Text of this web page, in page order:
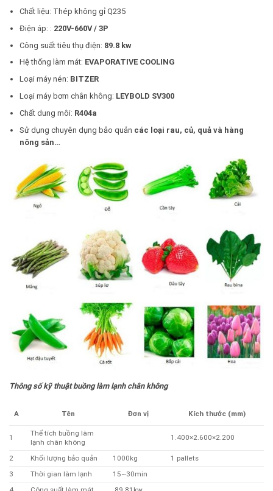
Chất liệu: Thép không gỉ Q235
Điện áp: : 220V-660V / 3P
Công suất tiêu thụ điện: 89.8 kw
Hệ thống làm mát: EVAPORATIVE COOLING
Loại máy nén: BITZER
Loại máy bơm chân không: LEYBOLD SV300
Chất dung môi: R404a
Sử dụng chuyên dụng bảo quản các loại rau, củ, quả và hàng
nông sản…
Thông số kỹ thuật buồng làm lạnh chân không
A Tên Đơn vị Kích thước (mm)
1
Thể tích buồng làm
lạnh chân không
1.400×2.600×2.200
2 Khối lượng bảo quản 1000kg
1 pallets
3
Thời gian làm lạnh
15~30min